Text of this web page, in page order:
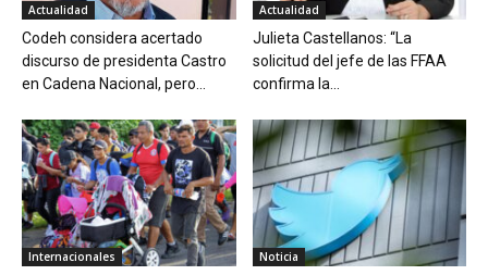
Actualidad
Codeh considera acertado
discurso de presidenta Castro
en Cadena Nacional, pero...
Actualidad
Julieta Castellanos: “La
solicitud del jefe de las FFAA
confirma la...
Internacionales Noticia